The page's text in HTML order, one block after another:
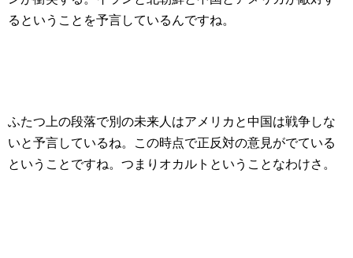
るということを予言しているんですね。
ふたつ上の段落で別の未来人はアメリカと中国は戦争しな
いと予言しているね。この時点で正反対の意見がでている
ということですね。つまりオカルトということなわけさ。